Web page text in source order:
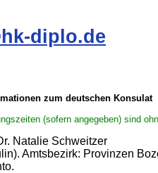
diplo.de
zum deutschen Konsulat
(sofern angegeben) sind
Natalie Schweitzer
Amtsbezirk: Provinzen